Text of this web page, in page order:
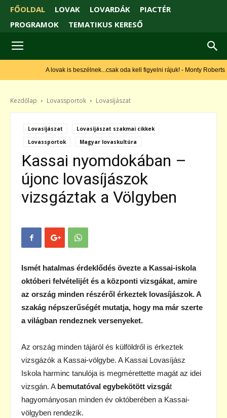
FŐOLDAL LOVAK LOVARDÁK
PIACTÉR
PROGRAMOK
TEMATIKUS KERESŐ
A lovak is beszélnek...csak oda kell figyelni rájuk! - Monty Roberts
Kezdőlap Lovassportok Lovasíjászat
Lovasíjászat
Lovasíjászat szakmai cikkek
Lovassportok
Magyar lovaskultúra
Kassai nyomdokában –
újonc lovasíjászok
vizsgáztak a Völgyben
Ismét hatalmas érdeklődés övezte a Kassai-iskola
októberi felvételijét és a központi vizsgákat, amire
az ország minden részéről érkeztek lovasíjászok. A
szakág népszerűségét mutatja, hogy ma már szerte
a világban rendeznek versenyeket.
Az ország minden tájáról és külföldről is érkeztek
vizsgázók a Kassai-völgybe. A Kassai Lovasíjász
Iskola harminc tanulója is megmérettette magát az idei
vizsgán. A bemutatóval egybekötött vizsgát
hagyományosan minden év októberében a Kassai-
völgyben rendezik.